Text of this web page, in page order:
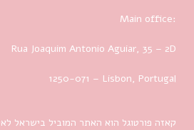
Main office:
Rua Joaquim Antonio Aguiar, 35 – 2D
1250-071 – Lisbon, Portugal
קאזה פורטוגל הוא האתר המוביל בישראל